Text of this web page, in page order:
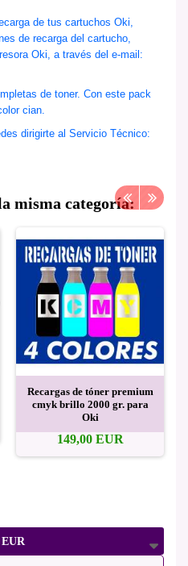
de tus cartuchos Oki,
de recarga del cartucho,
Oki, a través del e-mail:
de toner. Con este pack
cian.
dirigirte al Servicio Técnico:
misma categoría:
Recargas de tóner premium
cmyk brillo 2000 gr. para
Oki
149,00 EUR